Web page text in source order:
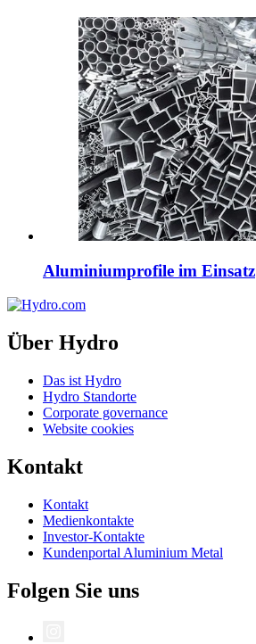
Aluminiumprofile im Einsatz
Über Hydro
Das ist Hydro
Hydro Standorte
Corporate governance
Website cookies
Kontakt
Kontakt
Medienkontakte
Investor-Kontakte
Kundenportal Aluminium Metal
Folgen Sie uns